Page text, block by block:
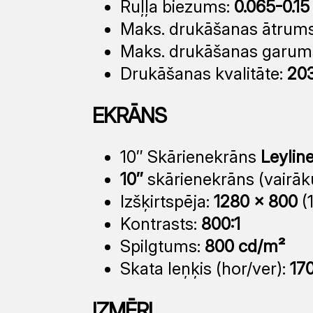
Ruļļa biezums: 0.065-
Maks. drukāšanas
Maks. drukāšanas
Drukāšanas kvalitāte:
EKRĀNS
10″ Skārienekrāns
10″skārienekrāns
Izšķirtspēja: 1280 × 800
Kontrasts: 800:1
Spilgtums: 800 cd/m²
Skata leņķis (hor/ver):